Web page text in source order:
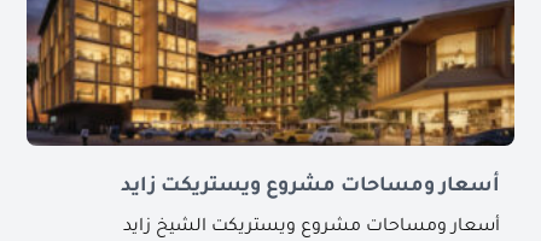
أسعار ومساحات مشروع ويستريكت زايد
أسعار ومساحات مشروع ويستريكت الشيخ زايد